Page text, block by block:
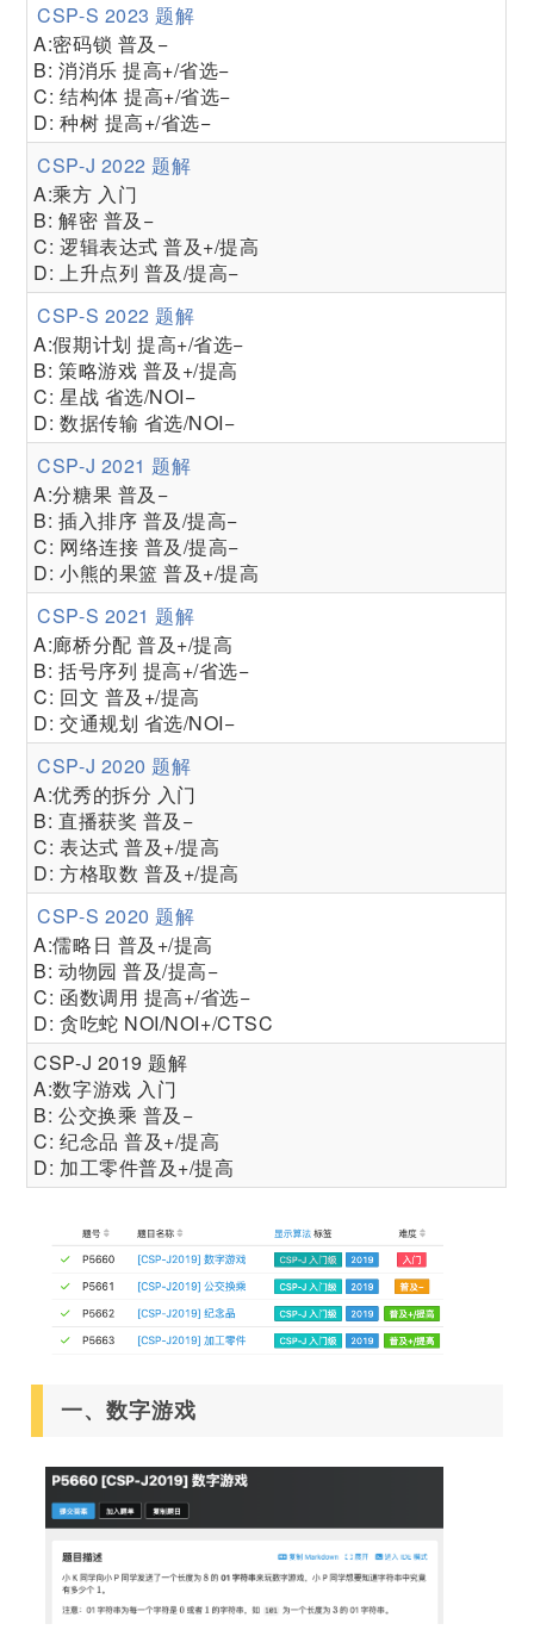
CSP-S 2023 题解
A:密码锁 普及−
B: 消消乐 提高+/省选−
C: 结构体 提高+/省选−
D: 种树 提高+/省选−
CSP-J 2022 题解
A:乘方 入门
B: 解密 普及−
C: 逻辑表达式 普及+/提高
D: 上升点列 普及/提高−
CSP-S 2022 题解
A:假期计划 提高+/省选−
B: 策略游戏 普及+/提高
C: 星战 省选/NOI−
D: 数据传输 省选/NOI−
CSP-J 2021 题解
A:分糖果 普及−
B: 插入排序 普及/提高−
C: 网络连接 普及/提高−
D: 小熊的果篮 普及+/提高
CSP-S 2021 题解
A:廊桥分配 普及+/提高
B: 括号序列 提高+/省选−
C: 回文 普及+/提高
D: 交通规划 省选/NOI−
CSP-J 2020 题解
A:优秀的拆分 入门
B: 直播获奖 普及−
C: 表达式 普及+/提高
D: 方格取数 普及+/提高
CSP-S 2020 题解
A:儒略日 普及+/提高
B: 动物园 普及/提高−
C: 函数调用 提高+/省选−
D: 贪吃蛇 NOI/NOI+/CTSC
CSP-J 2019 题解
A:数字游戏 入门
B: 公交换乘 普及−
C: 纪念品 普及+/提高
D: 加工零件普及+/提高
一、数字游戏